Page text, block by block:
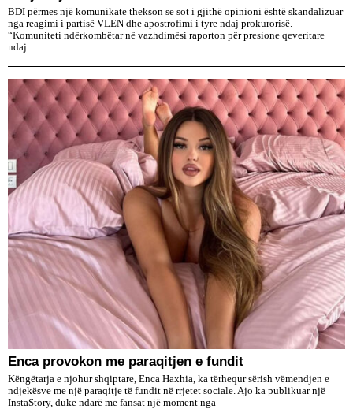
BDI përmes një komunikate thekson se sot i gjithë opinioni është skandalizuar
nga reagimi i partisë VLEN dhe apostrofimi i tyre ndaj prokurorisë.
“Komuniteti ndërkombëtar në vazhdimësi raporton për presione qeveritare
ndaj
Enca provokon me paraqitjen e fundit
Këngëtarja e njohur shqiptare, Enca Haxhia, ka tërhequr sërish vëmendjen e
ndjekësve me një paraqitje të fundit në rrjetet sociale. Ajo ka publikuar një
InstaStory, duke ndarë me fansat një moment nga